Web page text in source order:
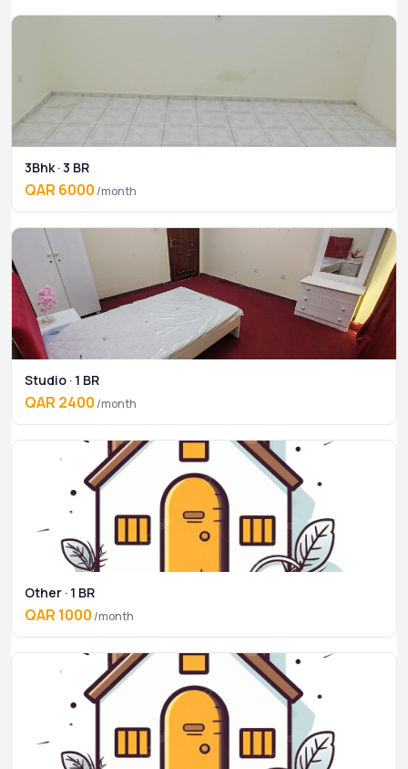
3Bhk · 3 BR
QAR 6000 /month
Studio · 1 BR
QAR 2400 /month
Other · 1 BR
QAR 1000 /month